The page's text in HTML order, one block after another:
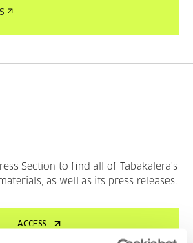
Section to find all of Tabakalera's
as well as its press releases.
ACCESS